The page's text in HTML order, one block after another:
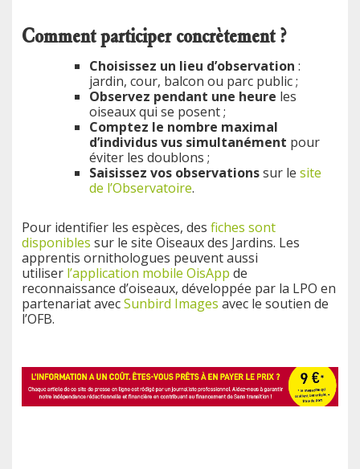
Comment participer concrètement ?
Choisissez un lieu d’observation :
jardin, cour, balcon ou parc public ;
Observez pendant une heure les
oiseaux qui se posent ;
Comptez le nombre maximal
d’individus vus simultanément pour
éviter les doublons ;
Saisissez vos observationssur le site
de l’Observatoire.
Pour identifier les espèces, des fiches sont
disponibles sur le site Oiseaux des Jardins. Les
apprentis ornithologues peuvent aussi
utiliser l’application mobile OisApp de
reconnaissance d’oiseaux, développée par la LPO en
partenariat avecSunbird Images avec le soutien de
l’OFB.